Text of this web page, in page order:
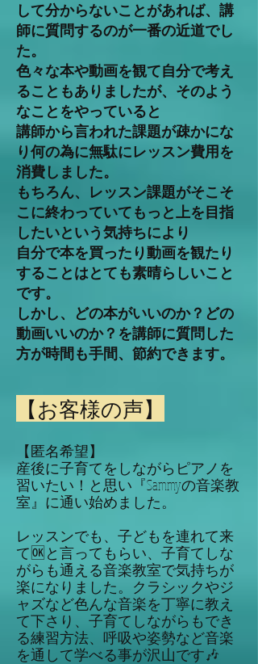
して分からないことがあれば、講
師に質問するのが一番の近道でし
た。
色々な本や動画を観て自分で考え
ることもありましたが、そのよう
なことをやっていると
講師から言われた課題が疎かにな
り何の為に無駄にレッスン費用を
消費しました。
もちろん、レッスン課題がそこそ
こに終わっていてもっと上を目指
したいという気持ちにより
自分で本を買ったり動画を観たり
することはとても素晴らしいこと
です。
​しかし、どの本がいいのか？どの
動画いいのか？を講師に質問した
方が時間も手間、節約できます。
【お客様の声】
【匿名希望】
産後に子育てをしながらピアノを
習いたい！と思い『Sammyの音楽教
室』に通い始めました。
レッスンでも、子どもを連れて来
て🆗と言ってもらい、子育てしな
がらも通える音楽教室で気持ちが
楽になりました。クラシックやジ
ャズなど色んな音楽を丁寧に教え
て下さり、子育てしながらもでき
る練習方法、呼吸や姿勢など音楽
を通して学べる事が沢山です🎶